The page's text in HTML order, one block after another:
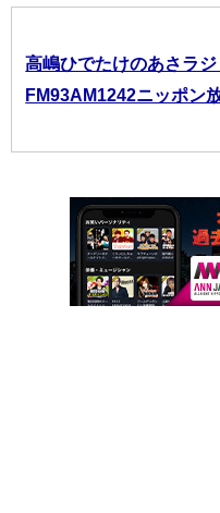
高嶋ひでたけのあさラジ
FM93AM1242ニッポン